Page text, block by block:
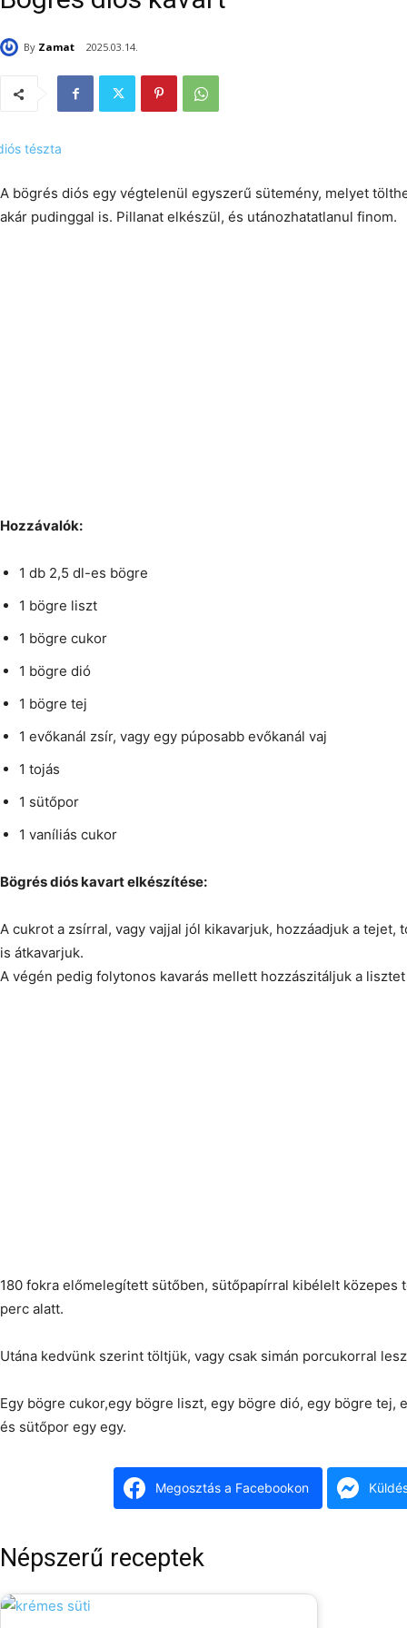
By Zamat 2025.03.14.
A bögrés diós egy végtelenül egyszerű sütemény, melyet
akár pudinggal is. Pillanat elkészül, és utánozhatatlanul finom.
Hozzávalók:
1 db 2,5 dl-es bögre
1 bögre liszt
1 bögre cukor
1 bögre dió
1 bögre tej
1 evőkanál zsír, vagy egy púposabb evőkanál vaj
1 tojás
1 sütőpor
1 vaníliás cukor
Bögrés diós kavart elkészítése:
A cukrot a zsírral, vagy vajjal jól kikavarjuk, hozzáadjuk a tejet,
is átkavarjuk.
A végén pedig folytonos kavarás mellett hozzászitáljuk a
180 fokra előmelegített sütőben, sütőpapírral kibélelt közepes
perc alatt.
Utána kedvünk szerint töltjük, vagy csak simán porcukorral
Egy bögre cukor,egy bögre liszt, egy bögre dió, egy bögre tej,
és sütőpor egy egy.
Megosztás a Facebookon
Népszerű receptek